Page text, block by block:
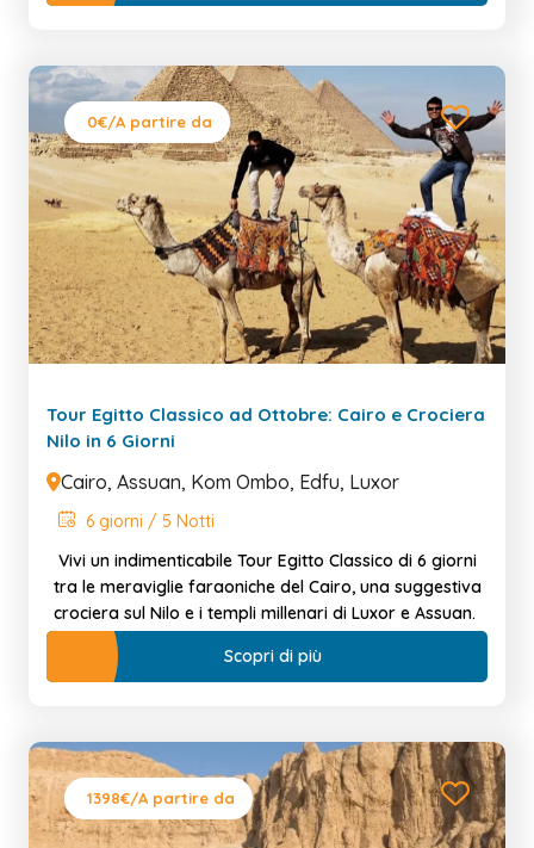
0€/A partire da
Tour Egitto Classico ad Ottobre: Cairo e Crociera
Nilo in 6 Giorni
Cairo, Assuan, Kom Ombo, Edfu, Luxor
6 giorni / 5 Notti
Vivi un indimenticabile Tour Egitto Classico di 6 giorni
tra le meraviglie faraoniche del Cairo, una suggestiva
crociera sul Nilo e i templi millenari di Luxor e Assuan.
Scopri di più
1398€/A partire da